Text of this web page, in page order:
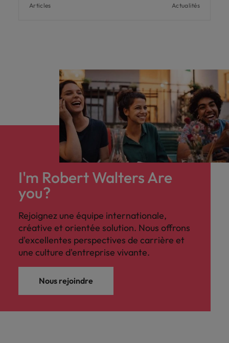
Articles Actualités
I'm Robert Walters Are
you?
Rejoignez une équipe internationale,
créative et orientée solution. Nous offrons
d'excellentes perspectives de carrière et
une culture d'entreprise vivante.
Nous rejoindre